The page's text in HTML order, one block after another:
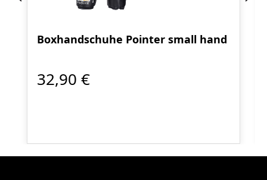
Boxhandschuhe Pointer small hand
32,90 €